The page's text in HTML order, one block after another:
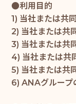
●利用目的
1) 当社または共
2) 当社または共
3) 当社または共
4) 当社または共
5) 当社または共
6) ANAグループ